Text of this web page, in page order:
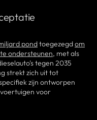
pondtoegezegdom
ondersteunen, met als
tegen 2035
strekt zich uit tot
zijn ontworpen
voor